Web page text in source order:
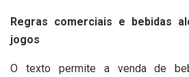
Regras comerciais e bebidas
jogos
O texto permite a venda de